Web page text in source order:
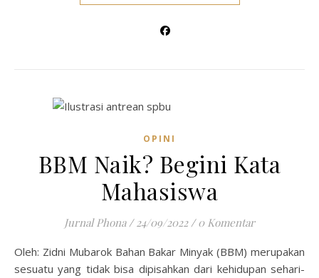
OPINI
BBM Naik? Begini Kata
Mahasiswa
Jurnal Phona / 24/09/2022 / 0 Komentar
Oleh: Zidni Mubarok Bahan Bakar Minyak (BBM) merupakan
sesuatu yang tidak bisa dipisahkan dari kehidupan sehari-